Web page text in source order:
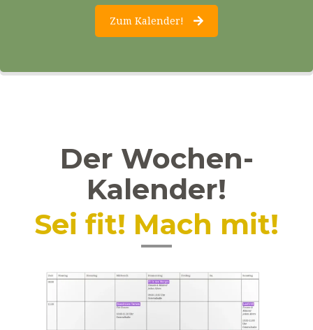
Zum Kalender!
Der Wochen-
Kalender!
Sei fit! Mach mit!